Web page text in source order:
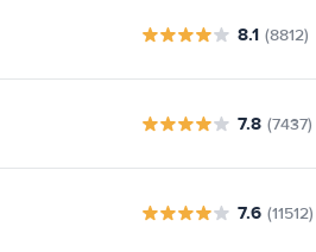
8.1 (8812)
7.8 (7437)
7.6 (11512)